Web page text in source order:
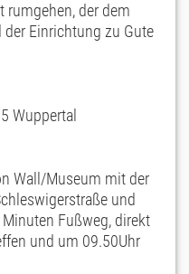
rumgehen, der dem
Einrichtung zu Gute
Wuppertal
Wall/Museum mit der
und
Fußweg, direkt
und um 09.50Uhr